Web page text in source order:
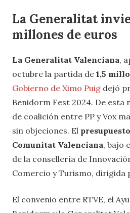
La Generalitat
millones de euros
La Generalitat Valenciana,
octubre la partida de 1,5
Gobierno de Ximo Puig dejó
Benidorm Fest 2024. De esta
de coalición entre PP y Vox
sin objeciones. El presupuesto
Comunitat Valenciana, bajo
de la consellería de
Comercio y Turismo, dirigida
El convenio entre RTVE, el